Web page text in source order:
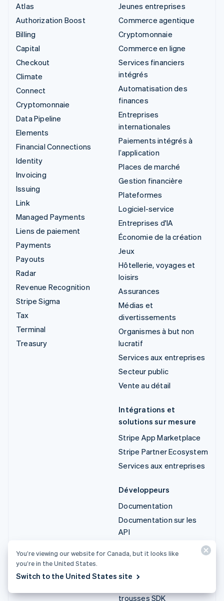
Atlas
Authorization Boost
Billing
Capital
Checkout
Climate
Connect
Cryptomonnaie
Data Pipeline
Elements
Financial Connections
Identity
Invoicing
Issuing
Link
Managed Payments
Liens de paiement
Payments
Payouts
Radar
Revenue Recognition
Stripe Sigma
Tax
Terminal
Treasury
Jeunes entreprises
Commerce agentique
Cryptomonnaie
Commerce en ligne
Services financiers
intégrés
Automatisation des
finances
Entreprises
internationales
Paiements intégrés à
l’application
Places de marché
Gestion financière
Plateformes
Logiciel-service
Entreprises d'IA
Économie de la création
Jeux
Hôtellerie, voyages et
loisirs
Assurances
Médias et
divertissements
Organismes à but non
lucratif
Services aux entreprises
Secteur public
Vente au détail
Intégrations et
solutions sur mesure
Stripe App Marketplace
Stripe Partner Ecosystem
Services aux entreprises
Développeurs
Documentation
Documentation sur les
API
Journal des modifications
des API
trousses SDK
You’re viewing our website for Canada, but it looks like
you’re in the United States.
Switch to the United States site